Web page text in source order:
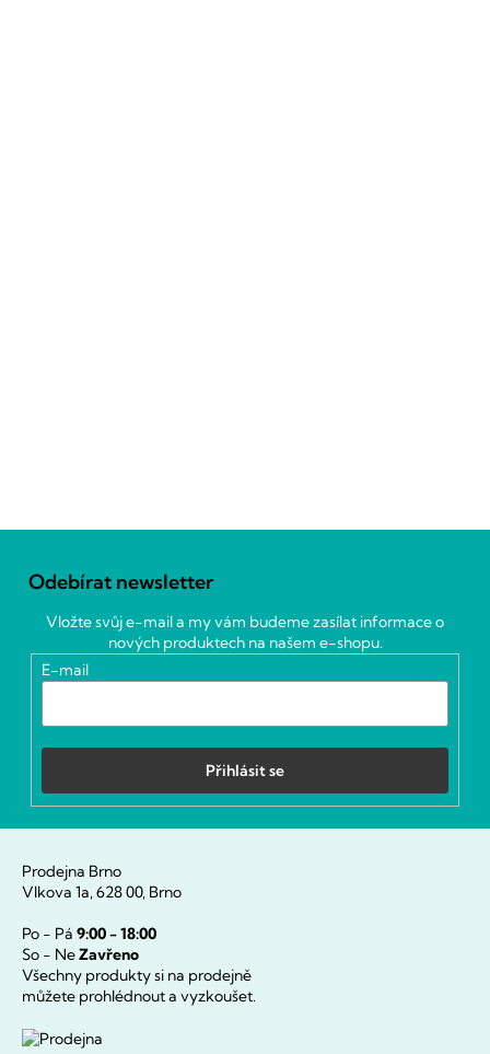
Odebírat newsletter
Vložte svůj e-mail a my vám budeme zasílat informace o
nových produktech na našem e-shopu.
E-mail
Přihlásit se
Prodejna Brno
Vlkova 1a, 628 00, Brno
Po - Pá 9:00 - 18:00
So - NeZavřeno
Všechny produkty si na prodejně
můžete prohlédnout a vyzkoušet.